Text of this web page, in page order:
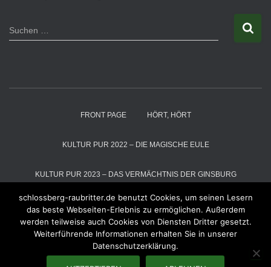
u
Suchen …
FRONT PAGE HÖRT, HÖRT
KULTUR PUR 2022 – DIE MAGISCHE EULE
KULTUR PUR 2023 – DAS VERMÄCHTNIS DER GINSBURG
KULTUR PUR 2024 – DIE SCHNEEKÖNIGIN
KULTUR PUR 2025 – DER MAGIER VOM ALTENBERG RÄUBER
schlossberg-raubritter.de benutzt Cookies, um seinen Lesern
das beste Webseiten-Erlebnis zu ermöglichen. Außerdem
werden teilweise auch Cookies von Diensten Dritter gesetzt.
Weiterführende Informationen erhalten Sie in unserer
Datenschutzerklärung.